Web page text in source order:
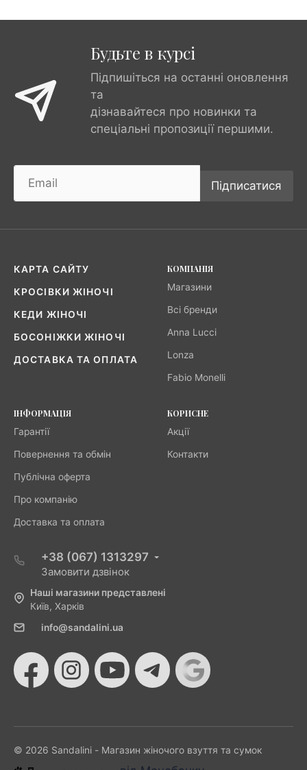
Будьте в курсі
Підпишіться на останні оновлення
та
дізнавайтеся про новинки та
спеціальні пропозиції першими.
Підписатися
КАРТА САЙТУ
КРОСІВКИ ЖІНОЧІ
КЕДИ ЖІНОЧІ
БОСОНІЖКИ ЖІНОЧІ
ДОСТАВКА ТА ОПЛАТА
КОМПАНІЯ
Магазини
Всі бренди
Anna Lucci
Lonza
Fabio Monelli
ІНФОРМАЦІЯ
Гарантії
Повернення та обмін
Публічна оферта
Про компанію
Доставка та оплата
КОРИСНЕ
Акції
Контакти
+38 (067) 1313297
Замовити дзвінок
Наші магазини представлені
Київ, Харків
info@sandalini.ua
© 2026 Sandalini - Магазин жіночого взуття та сумок